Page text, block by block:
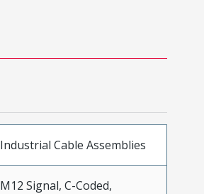
Industrial Cable Assemblies
M12 Signal, C-Coded,